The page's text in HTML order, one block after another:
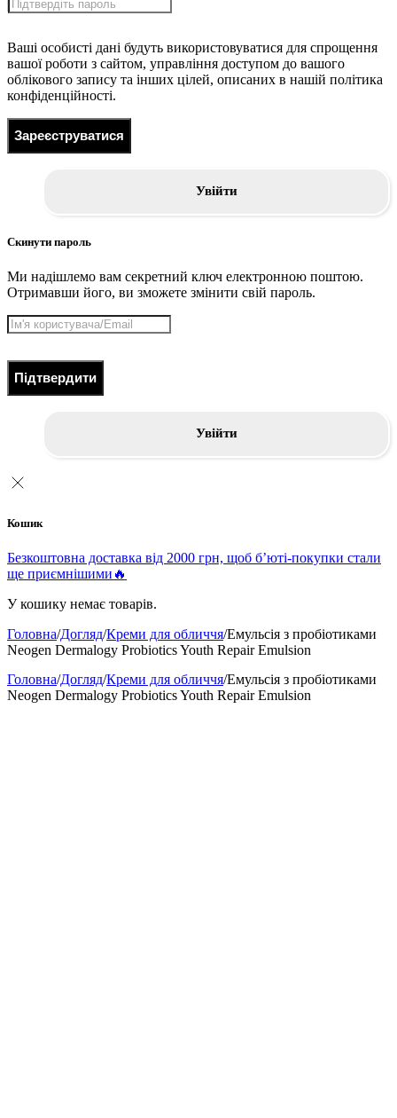
Ваші особисті дані будуть використовуватися для спрощення
вашої роботи з сайтом, управління доступом до вашого
облікового запису та інших цілей, описаних в нашій політика
конфіденційності.
Зареєструватися
Увійти
Скинути пароль
Ми надішлемо вам секретний ключ електронною поштою.
Отримавши його, ви зможете змінити свій пароль.
Підтвердити
Увійти
Кошик
Безкоштовна доставка від 2000 грн, щоб б’юті-покупки стали
ще приємнішими🔥
У кошику немає товарів.
Головна/Догляд/Креми для обличчя/Емульсія з пробіотиками
Neogen Dermalogy Probiotics Youth Repair Emulsion
Головна/Догляд/Креми для обличчя/Емульсія з пробіотиками
Neogen Dermalogy Probiotics Youth Repair Emulsion